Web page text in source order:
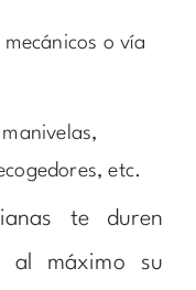
o vía
etc.
te duren
al máximo su